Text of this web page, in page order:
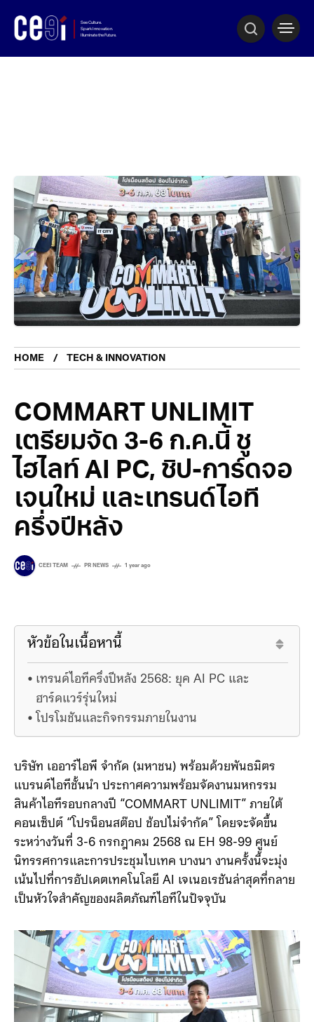
HOME TECH & INNOVATION
COMMART UNLIMIT
เตรียมจัด 3-6 ก.ค.นี้ ชู
ไฮไลท์ AI PC, ชิป-การ์ดจอ
เจนใหม่ และเทรนด์ไอที
ครึ่งปีหลัง
CEEI TEAM PR NEWS 1 year ago
หัวข้อในเนื้อหานี้
เทรนด์ไอทีครึ่งปีหลัง 2568: ยุค AI PC และ
ฮาร์ดแวร์รุ่นใหม่
โปรโมชันและกิจกรรมภายในงาน
บริษัท เออาร์ไอพี จำกัด (มหาชน) พร้อมด้วยพันธมิตร
แบรนด์ไอทีชั้นนำ ประกาศความพร้อมจัดงานมหกรรม
สินค้าไอทีรอบกลางปี “COMMART UNLIMIT” ภายใต้
คอนเซ็ปต์ “โปรน็อนสต๊อป ช้อปไม่จำกัด” โดยจะจัดขึ้น
ระหว่างวันที่ 3-6 กรกฎาคม 2568 ณ EH 98-99 ศูนย์
นิทรรศการและการประชุมไบเทค บางนา งานครั้งนี้จะมุ่ง
เน้นไปที่การอัปเดตเทคโนโลยี AI เจเนอเรชันล่าสุดที่กลาย
เป็นหัวใจสำคัญของผลิตภัณฑ์ไอทีในปัจจุบัน